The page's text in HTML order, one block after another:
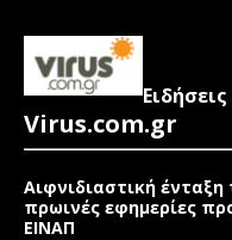
Virus.com.gr
Αιφνιδιαστική ένταξη
πρωινές εφημερίες
ΕΙΝΑΠ